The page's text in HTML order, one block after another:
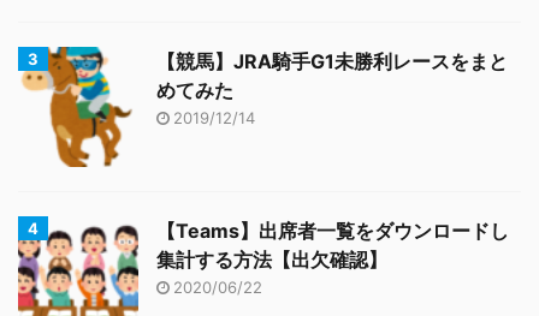
【競馬】JRA騎手G1未勝利レースをまと
めてみた
2019/12/14
【Teams】出席者一覧をダウンロードし
集計する方法【出欠確認】
2020/06/22